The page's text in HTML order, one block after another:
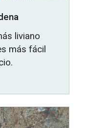
liviano
más fácil